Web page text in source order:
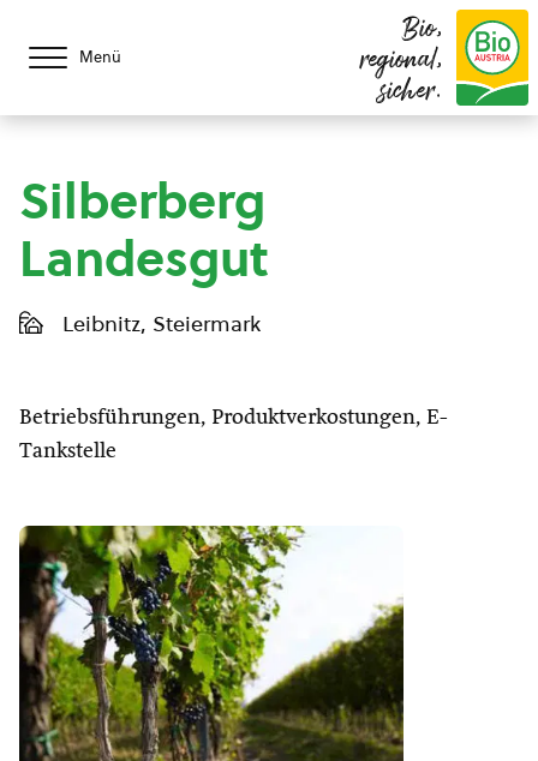
Menü
Bio,
regional,
sicher.
Silberberg
Landesgut
Leibnitz, Steiermark
Betriebsführungen, Produktverkostungen, E-
Tankstelle